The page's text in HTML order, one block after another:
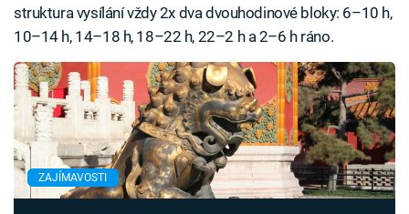
struktura vysílání vždy 2x dva dvouhodinové bloky: 6–10 h,
10–14 h, 14–18 h, 18–22 h, 22–2 h a 2–6 h ráno.
ZAJÍMAVOSTI